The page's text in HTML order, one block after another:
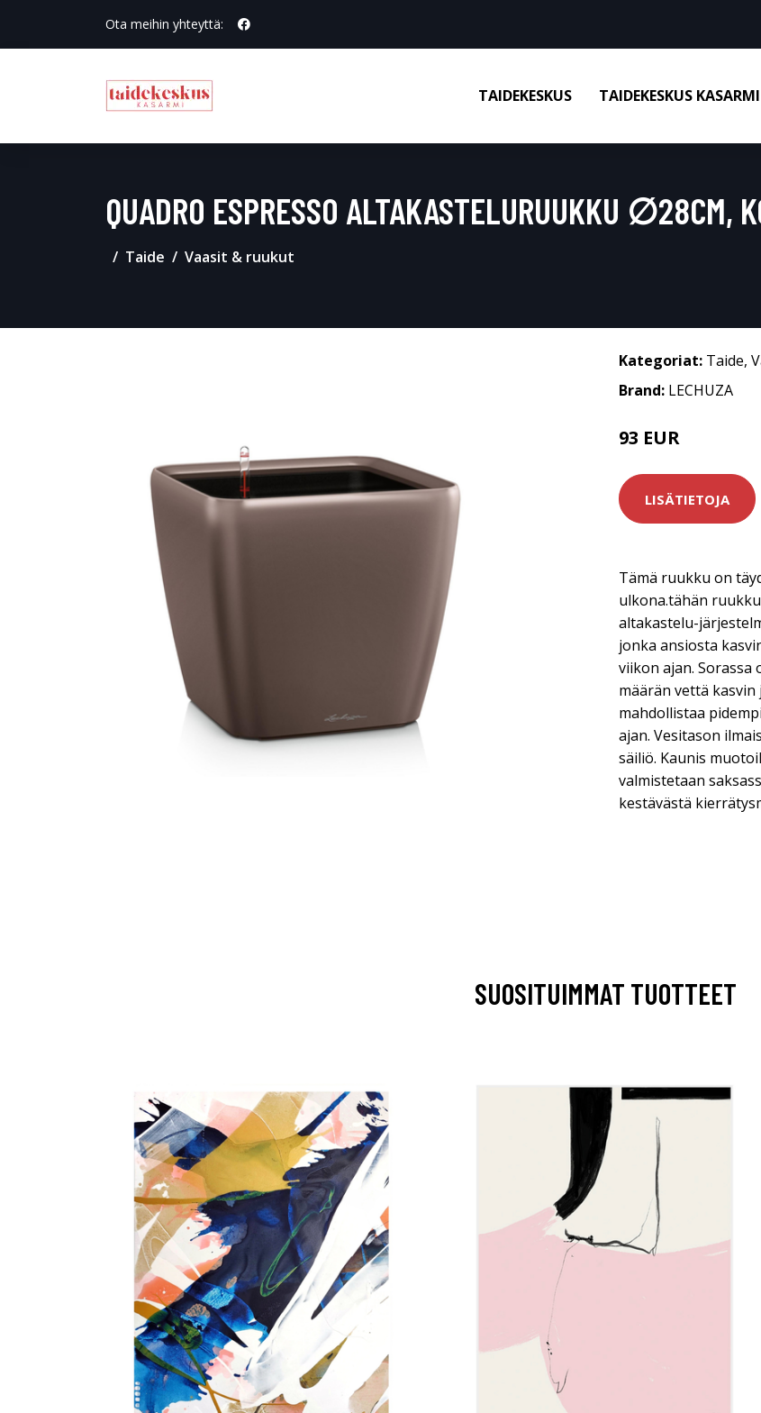
Ota meihin yhteyttä:
TAIDEKESKUS TAIDEKESKUS KASARMI
QUADRO ESPRESSO ALTAKASTELURUUKKU ∅28CM,
Taide Vaasit & ruukut
Kategoriat: Taide,
Brand: LECHUZA
93 EUR
LISÄTIETOJA
Tämä ruukku on
ulkona.tähän
altakastelu-
jonka ansiosta
viikon ajan.
määrän vettä
mahdollistaa
ajan. Vesitason
säiliö. Kaunis
valmistetaan
kestävästä
SUOSITUIMMAT TUOTTEET